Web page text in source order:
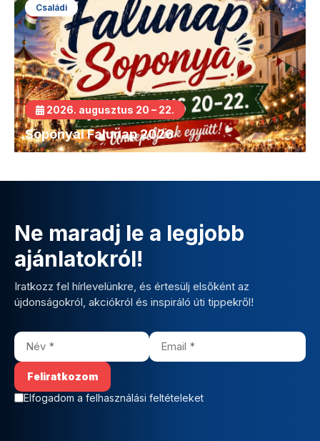
Családi
2026. augusztus 20 – 22.
Soponyai Falunap 2026
Ne maradj le a legjobb
ajánlatokról!
Iratkozz fel hírlevelünkre, és értesülj elsőként az
újdonságokról, akciókról és inspiráló úti tippekről!
Elfogadom a felhasználási feltételeket